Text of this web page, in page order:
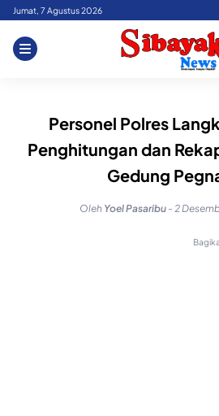
Skip
content
Jumat, 7 Agustus 2026
Personel Polres
Penghitungan dan
Gedung
Oleh Yoel Pasaribu - 2